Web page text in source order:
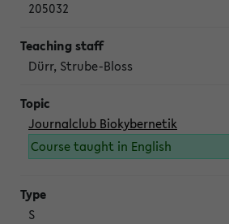
205032
Dürr, Strube-Bloss
Journalclub Biokybernetik
Course taught in English
S